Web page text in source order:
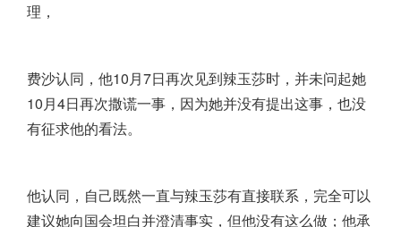
理，
费沙认同，他10月7日再次见到辣玉莎时，并未问起她
10月4日再次撒谎一事，因为她并没有提出这事，也没
有征求他的看法。
他认同，自己既然一直与辣玉莎有直接联系，完全可以
建议她向国会坦白并澄清事实，但他没有这么做；他承